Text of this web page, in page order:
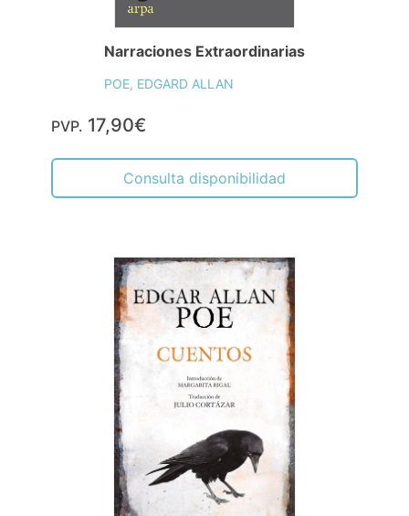
Narraciones Extraordinarias
POE, EDGARD ALLAN
PVP. 17,90€
Consulta disponibilidad